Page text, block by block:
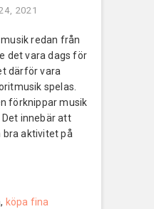
2021
redan från
det vara dags för
därför vara
spelas.
förknippar musik
innebär att
bra aktivitet på
köpa fina